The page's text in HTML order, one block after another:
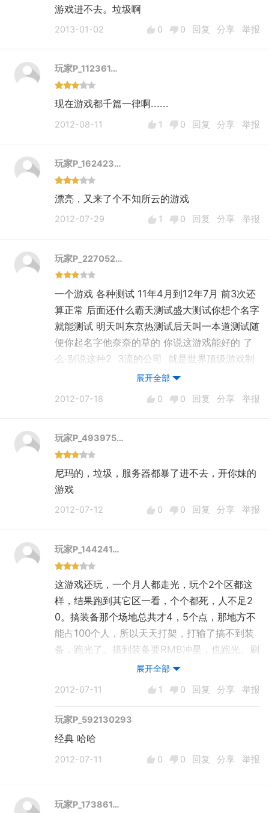
游戏进不去。垃圾啊
2013-01-02 0 0 回复 分享 举报
玩家P_112361…
现在游戏都千篇一律啊......
2012-08-11 1 0 回复 分享 举报
玩家P_162423…
漂亮，又来了个不知所云的游戏
2012-07-29 1 0 回复 分享 举报
玩家P_227052…
一个游戏 各种测试 11年4月到12年7月 前3次还
算正常 后面还什么霸天测试盛大测试你想个名字
就能测试 明天叫东京热测试后天叫一本道测试随
便你起名字他奈奈的草的 你说这游戏能好的 了
么·别说这种2 3流的公司 就是世界顶级游戏制
作商 他要敢不停的对外测试 我 敢说那游戏 也好
题就该解决了 根本用不到玩家来提什么所谓的
试搞的好像个个都是测试精英 有意见你们也不一
定改正 测试期间国家不收税的 但是你们的商城
是开放的而且还那么贵 物价局管不管虚拟商品这
个我不知道耶不懂 但是收费要合理啊 这算钻
国家空子吧 司马昭之心啊 居心叵测 大伙都不
·
展开全部
2012-07-18 0 0 回复 分享 举报
玩家P_493975…
尼玛的，垃圾，服务器都暴了进不去，开你妹的
游戏
2012-07-12 0 0 回复 分享 举报
玩家P_144241…
这游戏还玩，一个月人都走光，玩个2个区都这
样，结果跑到其它区一看，个个都死，人不足2
0。搞装备那个场地总共才4，5个点，那地方不
能占100个人，所以天天打架，打输了搞不到装
备，跑光了。搞到装备要RMB冲星，也跑光。刷
游戏B300万100YB，难刷。关键是人走了，玩
展开全部
2012-07-11 1 0 回复 分享 举报
玩家P_592130293
经典 哈哈
2012-07-11 0 0 回复 分享 举报
玩家P_173861…